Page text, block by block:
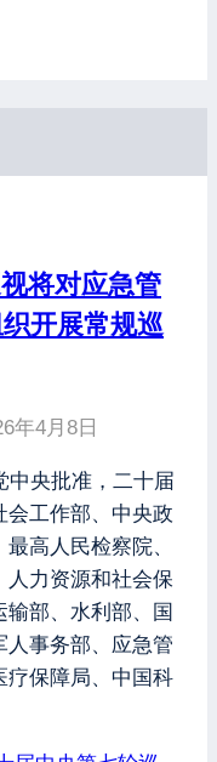
将对应急管
开展常规巡
年4月8日
中央批准，二十届
会工作部、中央政
高人民检察院、
人力资源和社会保
部、水利部、国
人事务部、应急管
疗保障局、中国科